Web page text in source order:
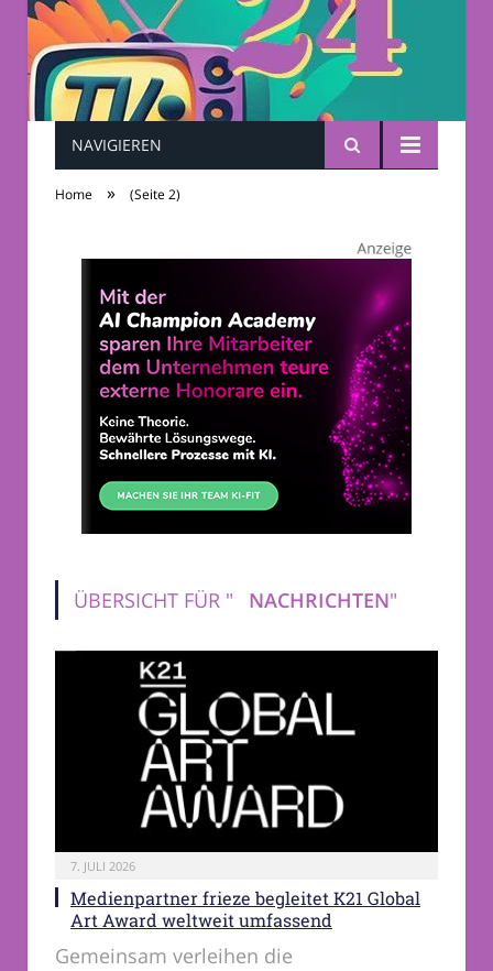
TV-Sendungen 24
NAVIGIEREN
Home » (Seite 2)
ÜBERSICHT FÜR " NACHRICHTEN"
7. JULI 2026
Medienpartner frieze begleitet K21 Global
Art Award weltweit umfassend
Gemeinsam verleihen die